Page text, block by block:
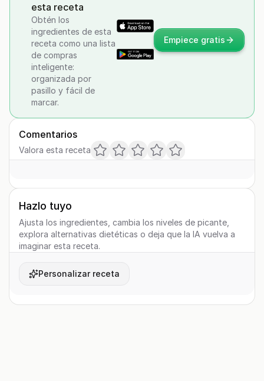
esta receta
Obtén los
ingredientes de esta
receta como una lista
de compras
inteligente:
organizada por
pasillo y fácil de
marcar.
Empiece gratis
Comentarios
Valora esta receta
Hazlo tuyo
Ajusta los ingredientes, cambia los niveles de picante,
explora alternativas dietéticas o deja que la IA vuelva a
imaginar esta receta.
Personalizar receta